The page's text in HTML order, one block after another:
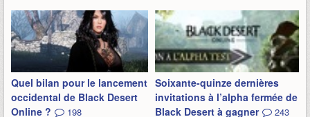
Quel bilan pour le lancement
occidental de Black Desert
Online ?
198
Soixante-quinze dernières
invitations à l’alpha fermée de
Black Desert à gagner
243